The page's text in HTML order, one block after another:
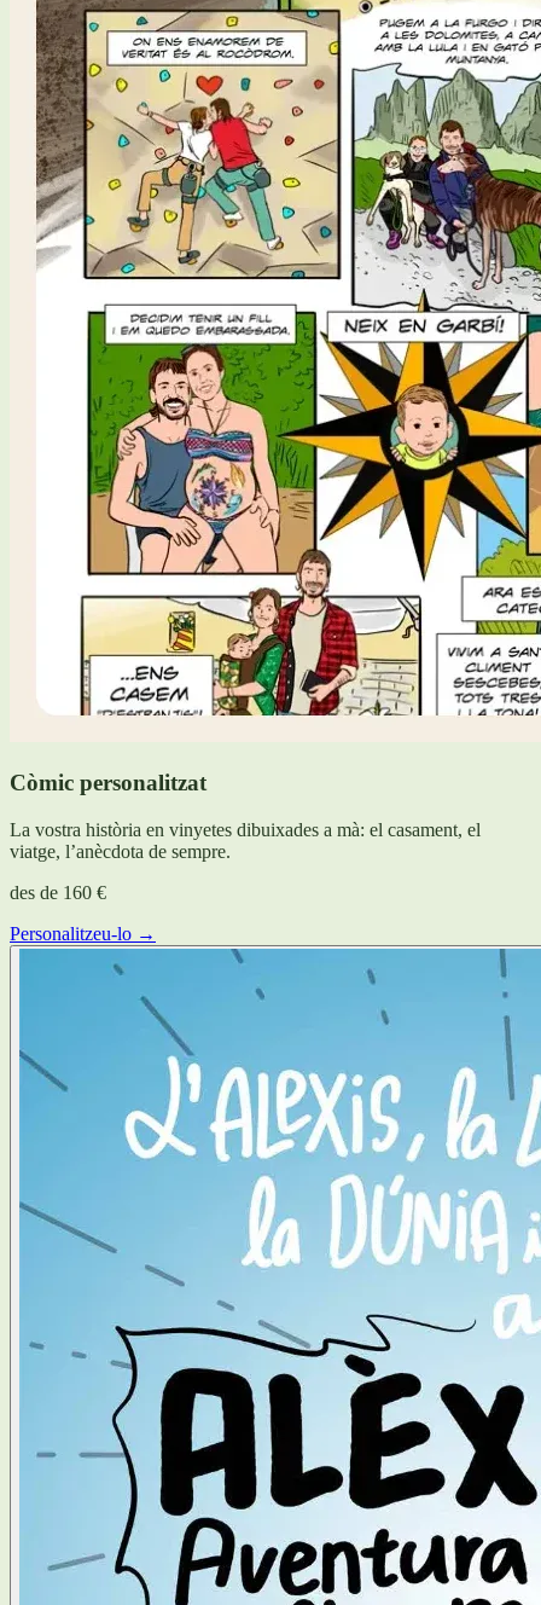
Còmic personalitzat
La vostra història en vinyetes dibuixades a mà: el casament, el
viatge, l’anècdota de sempre.
des de 160 €
Personalitzeu-lo →